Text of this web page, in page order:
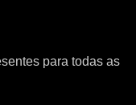
para todas as